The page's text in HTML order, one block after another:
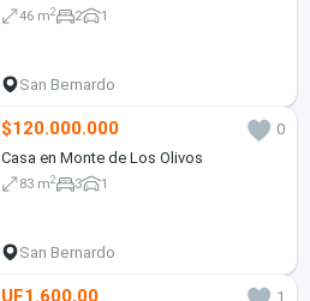
46 m2 2 1
San Bernardo
$120.000.000
0
Casa en Monte de Los Olivos
83 m2 3 1
San Bernardo
UF1.600,00
1